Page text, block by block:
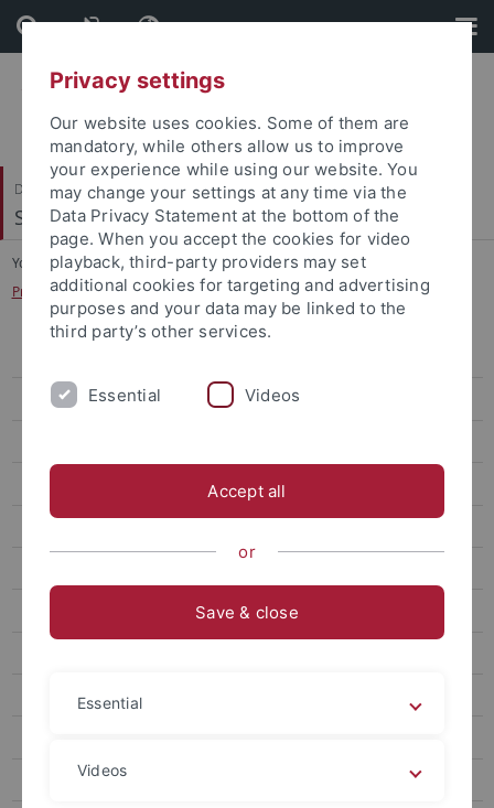
Skip
to
content
Skip
to
footer
Dezernat IV
Studierende
You are here: Startseite
...
Prüfungsordungen und Modulhandbücher
Studierendenabteilung
Wirtschafts- und Sozialwissenschaftliche Fächer und Theologien
Alma - Neues Campus-Management
Fristen, Prüfungsanmeldung und Bachelor-/Masterarbeit
Privacy settings
Our website uses cookies. Some of them are
mandatory, while others allow us to improve
your experience while using our website. You
may change your settings at any time via the
Data Privacy Statement at the bottom of the
page. When you accept the cookies for video
playback, third-party providers may set
additional cookies for targeting and advertising
purposes and your data may be linked to the
third party’s other services.
Essential Videos
Accept all
or
Save & close
Essential
Videos